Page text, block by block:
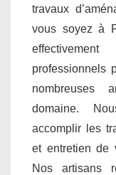
travaux
vous soyez à
professionnels
nombreuses
domaine.
accomplir les
et entretien de
Nos artisans